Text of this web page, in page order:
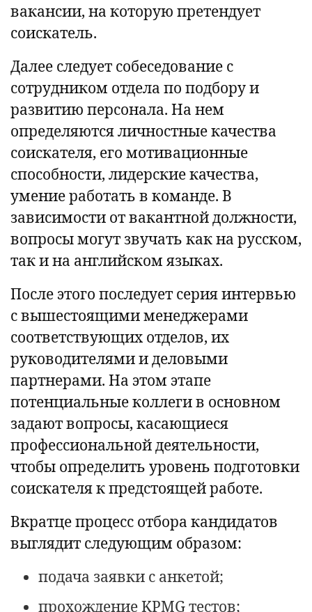
вакансии, на которую претендует
соискатель.
Далее следует собеседование с
сотрудником отдела по подбору и
развитию персонала. На нем
определяются личностные качества
соискателя, его мотивационные
способности, лидерские качества,
умение работать в команде. В
зависимости от вакантной должности,
вопросы могут звучать как на русском,
так и на английском языках.
После этого последует серия интервью
с вышестоящими менеджерами
соответствующих отделов, их
руководителями и деловыми
партнерами. На этом этапе
потенциальные коллеги в основном
задают вопросы, касающиеся
профессиональной деятельности,
чтобы определить уровень подготовки
соискателя к предстоящей работе.
Вкратце процесс отбора кандидатов
выглядит следующим образом:
подача заявки с анкетой;
прохождение KPMG тестов;